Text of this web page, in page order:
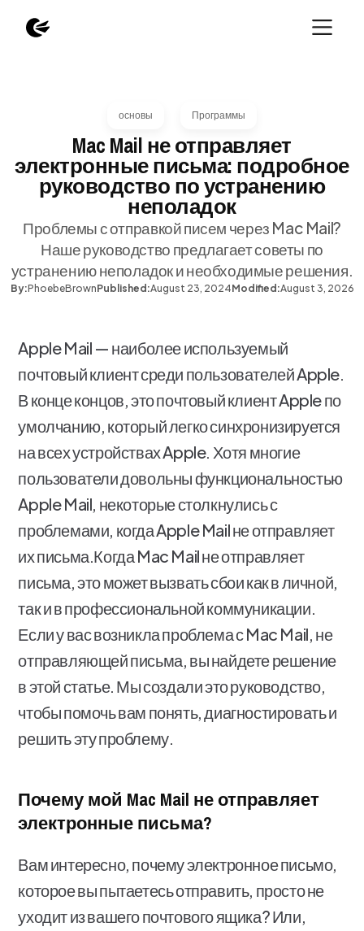
основы Программы
Mac Mail не отправляет
электронные письма: подробное
руководство по устранению
неполадок
Проблемы с отправкой писем через Mac Mail?
Наше руководство предлагает советы по
устранению неполадок и необходимые решения.
By:PhoebeBrownPublished:August 23, 2024Modified:August 3, 2026
Apple Mail — наиболее используемый
почтовый клиент среди пользователей Apple.
В конце концов, это почтовый клиент Apple по
умолчанию, который легко синхронизируется
на всех устройствах Apple. Хотя многие
пользователи довольны функциональностью
Apple Mail, некоторые столкнулись с
проблемами, когда Apple Mail не отправляет
их письма.Когда Mac Mail не отправляет
письма, это может вызвать сбои как в личной,
так и в профессиональной коммуникации.
Если у вас возникла проблема с Mac Mail, не
отправляющей письма, вы найдете решение
в этой статье. Мы создали это руководство,
чтобы помочь вам понять, диагностировать и
решить эту проблему.
Почему мой Mac Mail не отправляет
электронные письма?
Вам интересно, почему электронное письмо,
которое вы пытаетесь отправить, просто не
уходит из вашего почтового ящика? Или,